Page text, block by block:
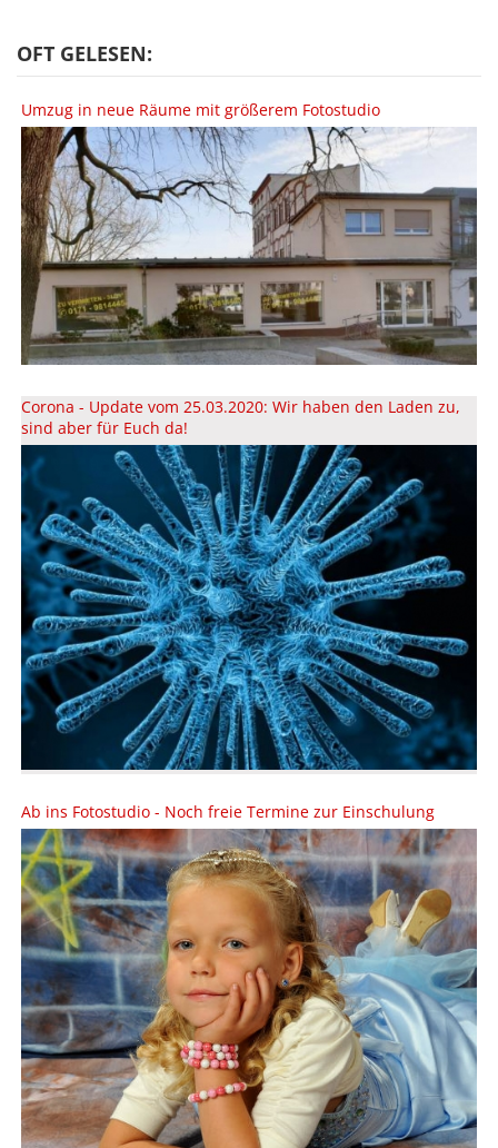
OFT GELESEN:
Umzug in neue Räume mit größerem Fotostudio
Corona - Update vom 25.03.2020: Wir haben den Laden zu,
sind aber für Euch da!
Ab ins Fotostudio - Noch freie Termine zur Einschulung